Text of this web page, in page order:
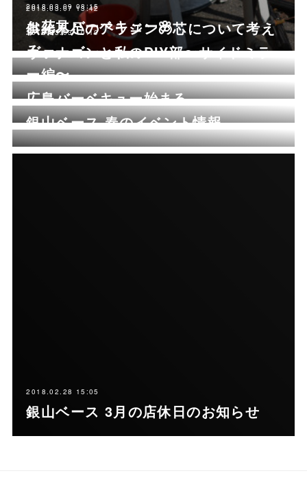
2018.03.09 08:15
お花見バーベキュー🌸
2018.03.07 13:42
供給不足のアラジンの芯について考え
る
2018.03.03 10:10
ヴァナゴンと私のDIY部〜サイドミラ
ー編〜
広島バーベキュー始まる
銀山ベース 春のイベント情報
2018.02.28 15:05
銀山ベース 3月の店休日のお知らせ